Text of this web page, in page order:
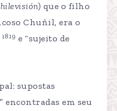
) que o filho
Chuñil, era o
1819 e “sujeito de
supostas
encontradas em seu